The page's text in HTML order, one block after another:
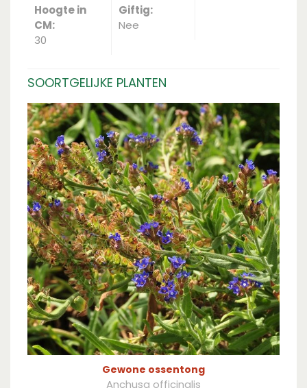
Hoogte in
CM:
30
Giftig:
Nee
SOORTGELIJKE PLANTEN
Gewone ossentong
Anchusa officinalis